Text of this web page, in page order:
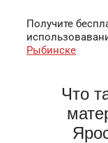
Получите
Рыбинске
Что